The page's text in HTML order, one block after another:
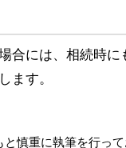
合には、相続時
ます。
慎重に執筆を行っ